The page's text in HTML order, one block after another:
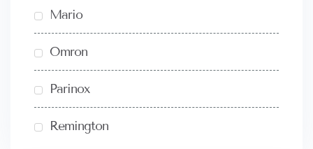
Mario
Omron
Parinox
Remington